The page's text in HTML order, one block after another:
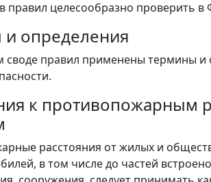
правил целесообразно проверить
определения
своде правил применены термины и
к противопожарным
расстояния от жилых и
в том числе до частей